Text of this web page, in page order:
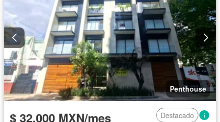
Penthouse
$ 32,000 MXN/mes Destacado